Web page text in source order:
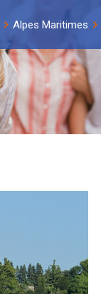
Alpes Maritimes